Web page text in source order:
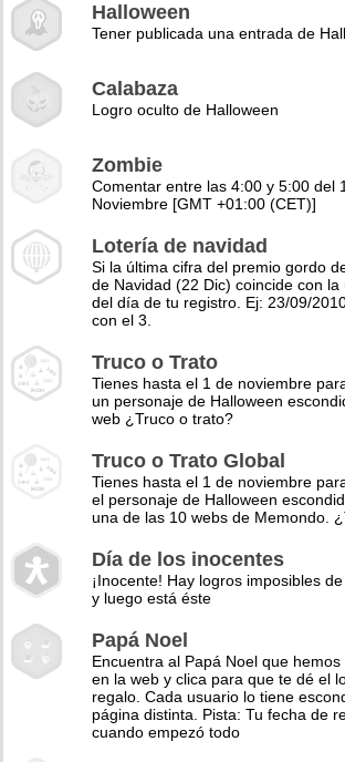
Halloween
Tener publicada una entrada de
Calabaza
Logro oculto de Halloween
Zombie
Comentar entre las 4:00 y 5:00 del
Noviembre [GMT +01:00 (CET)]
Lotería de navidad
Si la última cifra del premio gordo
de Navidad (22 Dic) coincide con la
del día de tu registro. Ej: 23/09/
con el 3.
Truco o Trato
Tienes hasta el 1 de noviembre
un personaje de Halloween
web ¿Truco o trato?
Truco o Trato Global
Tienes hasta el 1 de noviembre
el personaje de Halloween
una de las 10 webs de Memondo.
Día de los inocentes
¡Inocente! Hay logros imposibles de
y luego está éste
Papá Noel
Encuentra al Papá Noel que
en la web y clica para que te dé el
regalo. Cada usuario lo tiene
página distinta. Pista: Tu fecha de
cuando empezó todo